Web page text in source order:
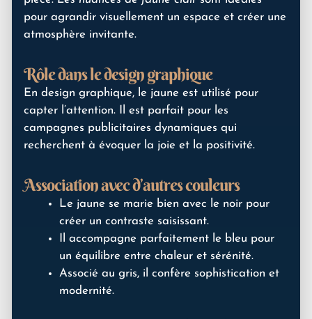
pour agrandir visuellement un espace et créer une
atmosphère invitante.
Rôle dans le design graphique
En design graphique, le jaune est utilisé pour
capter l’attention. Il est parfait pour les
campagnes publicitaires dynamiques qui
recherchent à évoquer la joie et la positivité.
Association avec d’autres couleurs
Le jaune se marie bien avec le noir pour
créer un contraste saisissant.
Il accompagne parfaitement le bleu pour
un équilibre entre chaleur et sérénité.
Associé au gris, il confère sophistication et
modernité.